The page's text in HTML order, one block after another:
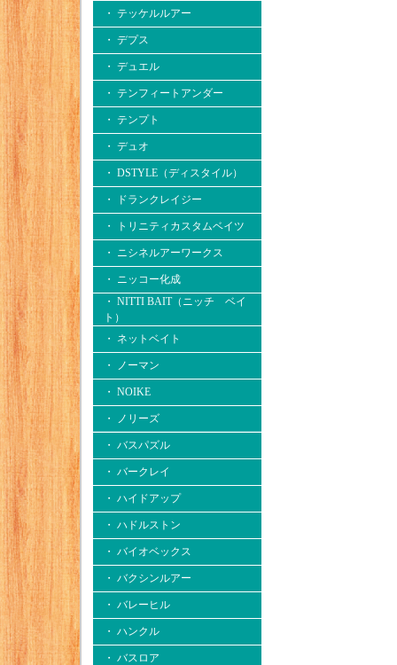
・ テッケルルアー
・ デプス
・ デュエル
・ テンフィートアンダー
・ テンプト
・ デュオ
・ DSTYLE（ディスタイル）
・ ドランクレイジー
・ トリニティカスタムベイツ
・ ニシネルアーワークス
・ ニッコー化成
・ NITTI BAIT（ニッチ ベイ
ト）
・ ネットベイト
・ ノーマン
・ NOIKE
・ ノリーズ
・ バスパズル
・ バークレイ
・ ハイドアップ
・ ハドルストン
・ バイオベックス
・ バクシンルアー
・ バレーヒル
・ ハンクル
・ バスロア